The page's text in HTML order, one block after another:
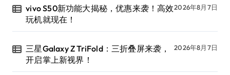
vivo S50新功能大揭秘，优惠来袭！高效
玩机就现在！
2026年8月7日
三星Galaxy Z TriFold：三折叠屏来袭，
开启掌上新视界！
2026年8月7日